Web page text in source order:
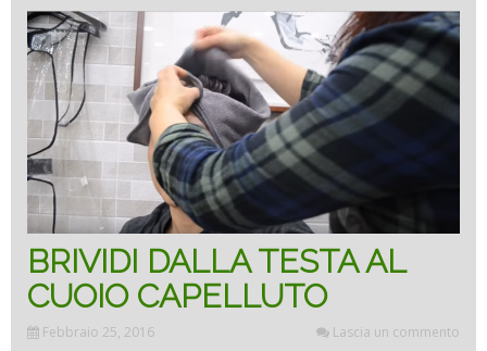
BRIVIDI DALLA TESTA AL
CUOIO CAPELLUTO
Febbraio 25, 2016 Lascia un commento